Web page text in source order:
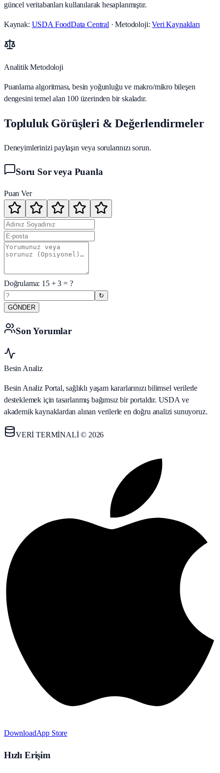
güncel veritabanları kullanılarak hesaplanmıştır.
Kaynak: USDA FoodData Central · Metodoloji:Veri Kaynakları
Analitik Metodoloji
Puanlama algoritması, besin yoğunluğu ve makro/mikro bileşen
dengesini temel alan 100 üzerinden bir skaladır.
Topluluk Görüşleri & Değerlendirmeler
Deneyimlerinizi paylaşın veya sorularınızı sorun.
Soru Sor veya Puanla
Puan Ver
Doğrulama: 15+3 = ?
↻
GÖNDER
Son Yorumlar
Besin Analiz
Besin Analiz Portal, sağlıklı yaşam kararlarınızı bilimsel verilerle
desteklemek için tasarlanmış bağımsız bir portaldır. USDA ve
akademik kaynaklardan alınan verilerle en doğru analizi sunuyoruz.
VERİ TERMİNALİ © 2026
DownloadApp Store
Hızlı Erişim